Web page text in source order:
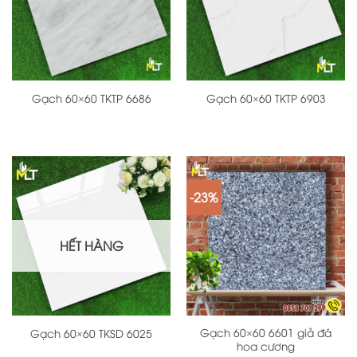
Gạch 60×60 TKTP 6686 Gạch 60×60 TKTP 6903
HẾT HÀNG
Gạch 60×60 TKSD 6025
-23%
Gạch 60×60 6601 giả đá
hoa cương